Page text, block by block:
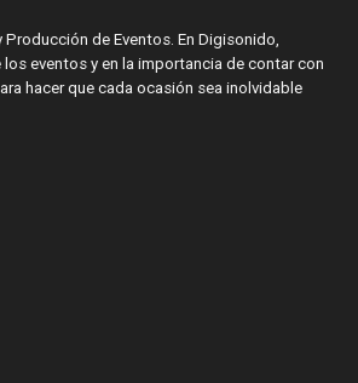
de Eventos. En Digisonido,
los eventos y en la importancia de contar con
hacer que cada ocasión sea inolvidable